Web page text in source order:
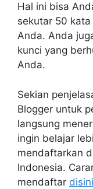
Hal ini bisa
sekutar 50
Anda. Anda
kunci yang
Anda.
Sekian
Blogger untuk
langsung
ingin belajar
mendaftarkan
Indonesia.
mendaftar